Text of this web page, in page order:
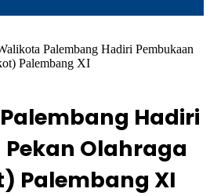
Palembang Hadiri Pembukaan
Palembang XI
Hadiri
Olahraga
Palembang XI